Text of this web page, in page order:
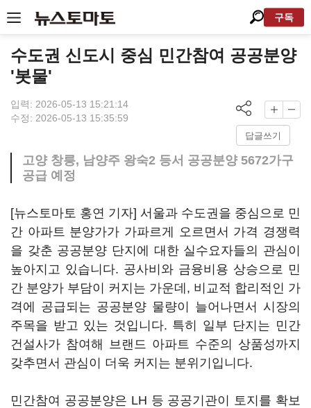
구독
수도권 신도시 중심 민간참여 공공분양
'봇물'
입력: 2026-05-13 15:21:14
수정: 2026-05-13 15:35:59
답글쓰기
고양 창릉, 남양주 왕숙2 등서 공공분양 5672가구
공급 예정
[뉴스토마토 홍연 기자] 서울과 수도권을 중심으로 민
간 아파트 분양가가 가파르게 오르면서 가격 경쟁력
을 갖춘 공공분양 단지에 대한 실수요자들의 관심이
높아지고 있습니다. 공사비와 금융비용 상승으로 민
간 분양가 부담이 커지는 가운데, 비교적 합리적인 가
격에 공급되는 공공분양 물량이 늘어나면서 시장의
주목을 받고 있는 것입니다. 특히 일부 단지는 민간
건설사가 참여해 브랜드 아파트 수준의 상품성까지
갖추면서 관심이 더욱 커지는 분위기입니다.
민간참여 공공분양은 LH 등 공공기관이 토지를 확보